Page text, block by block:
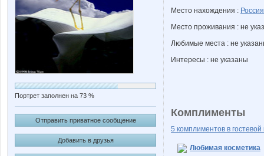
Портрет заполнен на 73 %
Отправить приватное сообщение
Добавить в друзья
Место нахождения : Россия
Место проживания : не
Любимые места : не
Интересы : не указаны
Комплименты
5 комплиментов в гостевой
Любимая косметика